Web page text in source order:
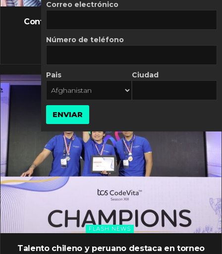
FLASH NEWS
Controversia de Mercado Libre por costos
10 MARZO, 2026
FLASH NEWS
Talento chileno y peruano destaca en torneo
Correo electrónico
Número de teléfono
Pais Ciudad
ENVIAR